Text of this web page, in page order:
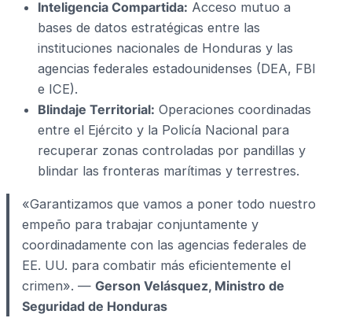
Inteligencia Compartida: Acceso mutuo a
bases de datos estratégicas entre las
instituciones nacionales de Honduras y las
agencias federales estadounidenses (DEA, FBI
e ICE).
Blindaje Territorial: Operaciones coordinadas
entre el Ejército y la Policía Nacional para
recuperar zonas controladas por pandillas y
blindar las fronteras marítimas y terrestres.
«Garantizamos que vamos a poner todo nuestro
empeño para trabajar conjuntamente y
coordinadamente con las agencias federales de
EE. UU. para combatir más eficientemente el
crimen». —Gerson Velásquez, Ministro de
Seguridad de Honduras